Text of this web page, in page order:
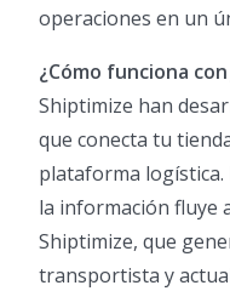
operaciones en un
¿Cómo funciona
Shiptimize han
que conecta tu
plataforma logística.
la información fluye
Shiptimize, que
transportista y